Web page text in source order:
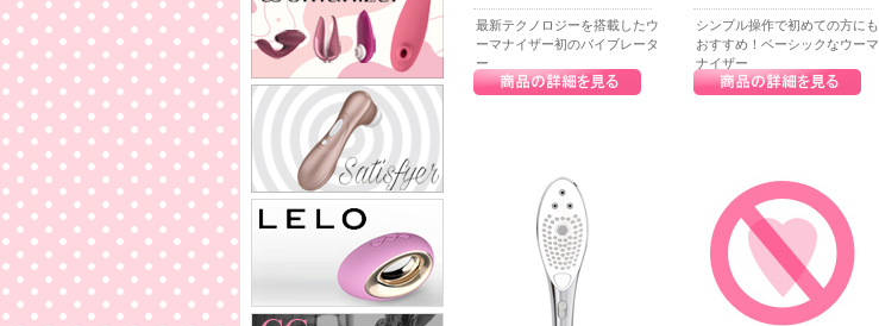
最新テクノロジーを搭載したウ
ーマナイザー初のバイブレータ
ー
シンプル操作で初めての方にも
おすすめ！ベーシックなウーマ
ナイザー